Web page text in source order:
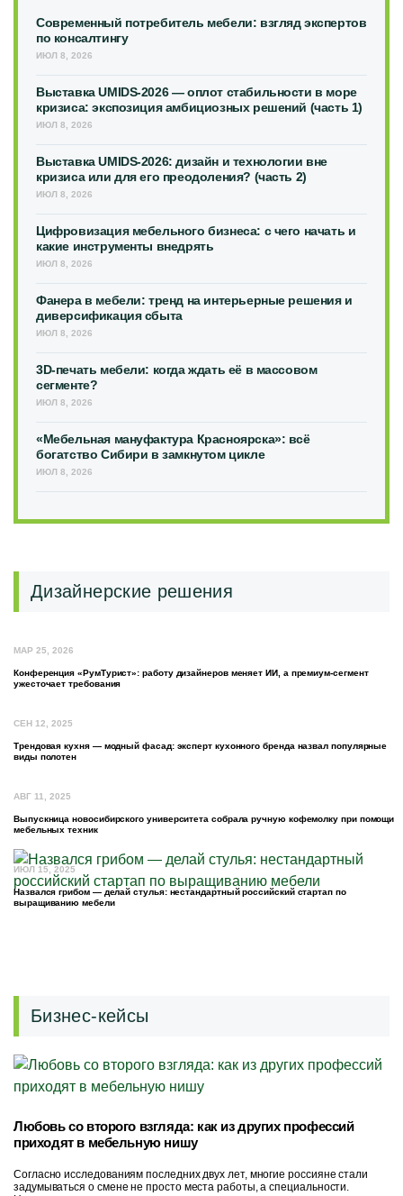
Современный потребитель мебели: взгляд экспертов
по консалтингу
ИЮЛ 8, 2026
Выставка UMIDS-2026 — оплот стабильности в море
кризиса: экспозиция амбициозных решений (часть 1)
ИЮЛ 8, 2026
Выставка UMIDS-2026: дизайн и технологии вне
кризиса или для его преодоления? (часть 2)
ИЮЛ 8, 2026
Цифровизация мебельного бизнеса: с чего начать и
какие инструменты внедрять
ИЮЛ 8, 2026
Фанера в мебели: тренд на интерьерные решения и
диверсификация сбыта
ИЮЛ 8, 2026
3D-печать мебели: когда ждать её в массовом
сегменте?
ИЮЛ 8, 2026
«Мебельная мануфактура Красноярска»: всё
богатство Сибири в замкнутом цикле
ИЮЛ 8, 2026
Дизайнерские решения
МАР 25, 2026
Конференция «РумТурист»: работу дизайнеров меняет ИИ, а премиум-сегмент
ужесточает требования
СЕН 12, 2025
Трендовая кухня — модный фасад: эксперт кухонного бренда назвал популярные
виды полотен
АВГ 11, 2025
Выпускница новосибирского университета собрала ручную кофемолку при помощи
мебельных техник
ИЮЛ 15, 2025
Назвался грибом — делай стулья: нестандартный российский стартап по
выращиванию мебели
Бизнес-кейсы
Любовь со второго взгляда: как из других профессий
приходят в мебельную нишу
Согласно исследованиям последних двух лет, многие россияне стали
задумываться о смене не просто места работы, а специальности.